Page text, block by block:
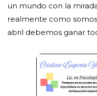
un mundo con la
realmente como
abril debemos ganar